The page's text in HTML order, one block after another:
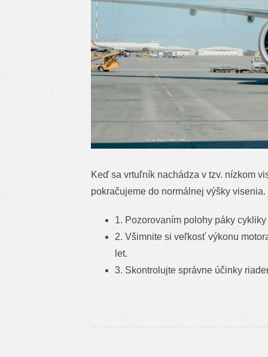
Keď sa vrtuľník nachádza v tzv. nízkom
pokračujeme do normálnej výšky
1. Pozorovaním polohy páky
2. Všimnite si veľkosť výkonu
let.
3. Skontrolujte správne účinky